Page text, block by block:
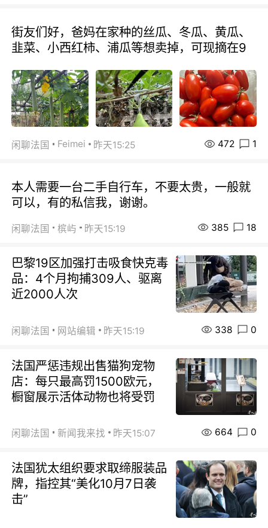
街友们好，爸妈在家种的丝瓜、冬瓜、黄瓜、
韭菜、小西红柿、浦瓜等想卖掉，可现摘在9
闲聊法国 Feimei 昨天15:25 472 1
本人需要一台二手自行车，不要太贵，一般就
可以，有的私信我，谢谢。
闲聊法国 槟屿 昨天15:19 385 18
巴黎19区加强打击吸食快克毒
品：4个月拘捕309人、驱离
近2000人次
闲聊法国 网站编辑 昨天15:19 338 0
法国严惩违规出售猫狗宠物
店：每只最高罚1500欧元，
橱窗展示活体动物也将受罚
闲聊法国 新闻我来找 昨天15:07 664 0
法国犹太组织要求取缔服装品
牌，指控其“美化10月7日袭
击”